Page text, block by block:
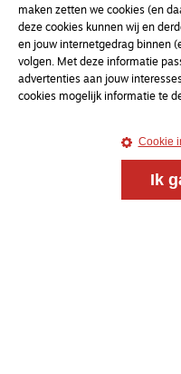
maken zetten we cookies (en
deze cookies kunnen wij en
en jouw internetgedrag binnen
volgen. Met deze informatie
advertenties aan jouw
cookies mogelijk informatie te
Cookie
Ik